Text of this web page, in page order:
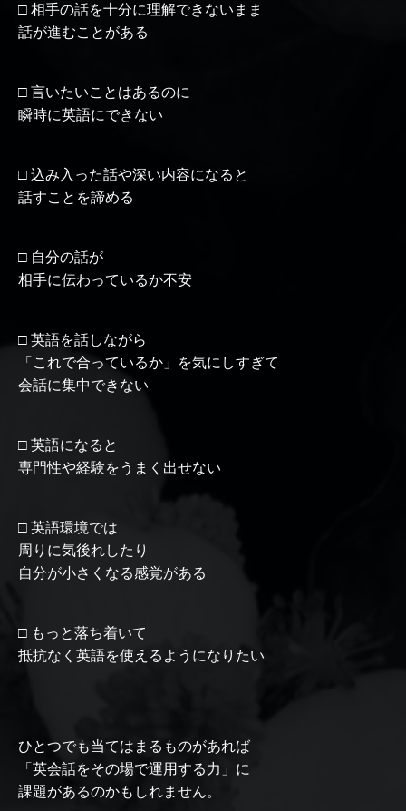
□ 相手の話を十分に理解できないまま
話が進むことがある
□ 言いたいことはあるのに
瞬時に英語にできない
□ 込み入った話や深い内容になると
話すことを諦める
□ 自分の話が
相手に伝わっているか不安
□ 英語を話しながら
「これで合っているか」を気にしすぎて
会話に集中できない
□ 英語になると
専門性や経験をうまく出せない
□ 英語環境では
周りに気後れしたり
自分が小さくなる感覚がある
□ もっと落ち着いて
抵抗なく英語を使えるようになりたい
ひとつでも当てはまるものがあれば
「英会話をその場で運用する力」に
課題があるのかもしれません。